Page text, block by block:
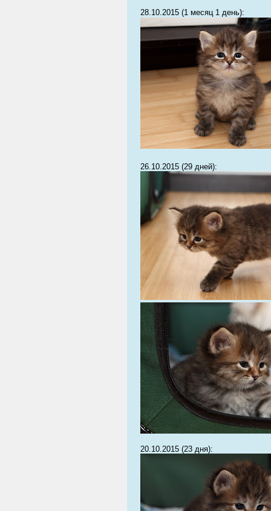
28.10.2015 (1 месяц 1 день):
26.10.2015 (29 дней):
20.10.2015 (23 дня):